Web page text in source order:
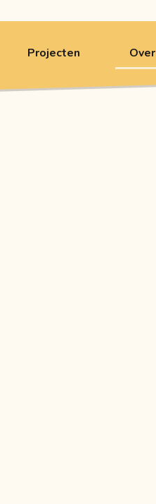
Projecten Over